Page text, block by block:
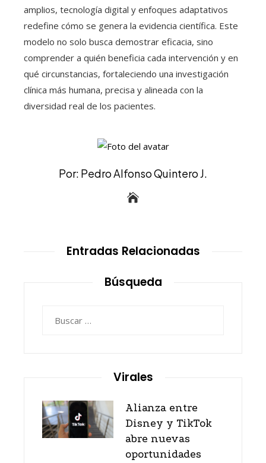
amplios, tecnología digital y enfoques adaptativos
redefine cómo se genera la evidencia científica. Este
modelo no solo busca demostrar eficacia, sino
comprender a quién beneficia cada intervención y en
qué circunstancias, fortaleciendo una investigación
clínica más humana, precisa y alineada con la
diversidad real de los pacientes.
Por: Pedro Alfonso Quintero J.
Entradas Relacionadas
Búsqueda
Virales
Alianza entre
Disney y TikTok
abre nuevas
oportunidades